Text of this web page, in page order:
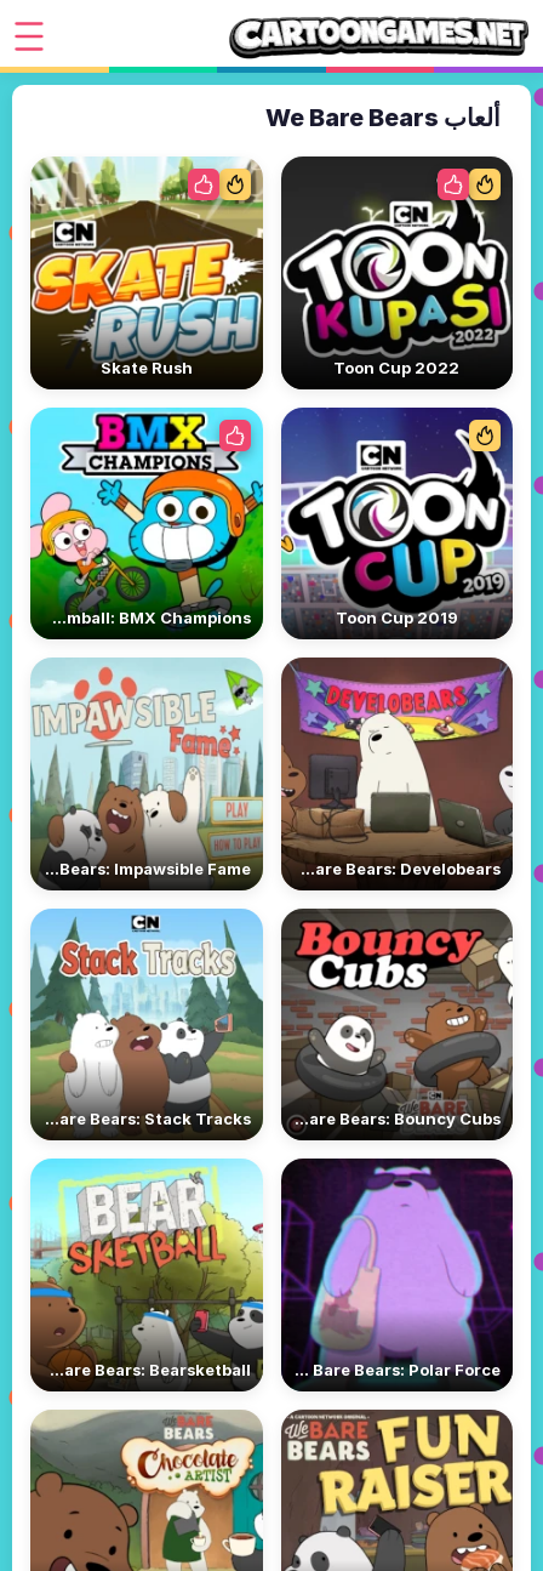
ألعاب We Bare Bears
Toon Cup 2022
Skate Rush
Toon Cup 2019
Gumball: BMX Champions
We Bare Bears: Develobears
We Bare Bears: Impawsible Fame
We Bare Bears: Bouncy Cubs
We Bare Bears: Stack Tracks
We Bare Bears: Polar Force
We Bare Bears: Bearsketball